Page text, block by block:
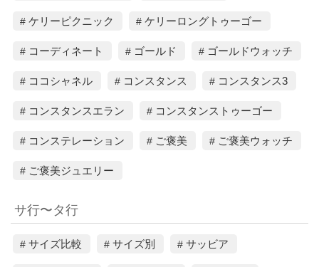
ケリーピクニック ケリーロングトゥーゴー
コーディネート ゴールド ゴールドウォッチ
ココシャネル コンスタンス コンスタンス3
コンスタンスエラン コンスタンストゥーゴー
コンステレーション ご褒美 ご褒美ウォッチ
ご褒美ジュエリー
サ行〜タ行
サイズ比較 サイズ別 サッビア